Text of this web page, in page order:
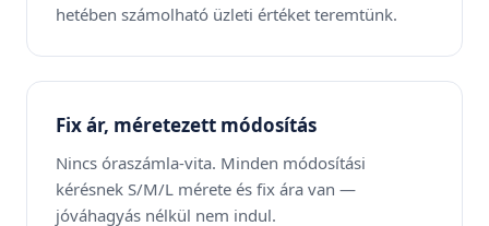
hetében számolható üzleti értéket teremtünk.
Fix ár, méretezett módosítás
Nincs óraszámla-vita. Minden módosítási
kérésnek S/M/L mérete és fix ára van —
jóváhagyás nélkül nem indul.